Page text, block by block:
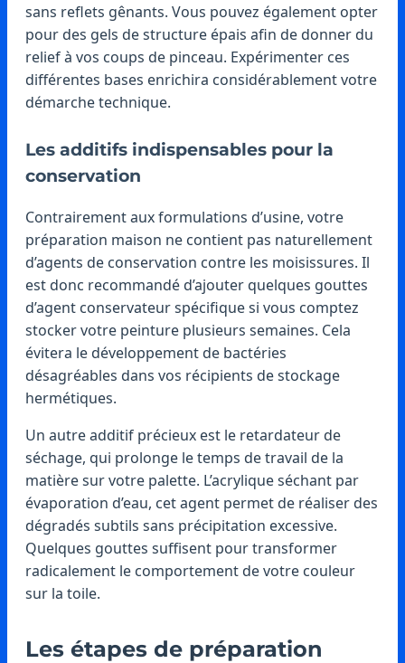
sans reflets gênants. Vous pouvez également opter
pour des gels de structure épais afin de donner du
relief à vos coups de pinceau. Expérimenter ces
différentes bases enrichira considérablement votre
démarche technique.
Les additifs indispensables pour la
conservation
Contrairement aux formulations d’usine, votre
préparation maison ne contient pas naturellement
d’agents de conservation contre les moisissures. Il
est donc recommandé d’ajouter quelques gouttes
d’agent conservateur spécifique si vous comptez
stocker votre peinture plusieurs semaines. Cela
évitera le développement de bactéries
désagréables dans vos récipients de stockage
hermétiques.
Un autre additif précieux est le retardateur de
séchage, qui prolonge le temps de travail de la
matière sur votre palette. L’acrylique séchant par
évaporation d’eau, cet agent permet de réaliser des
dégradés subtils sans précipitation excessive.
Quelques gouttes suffisent pour transformer
radicalement le comportement de votre couleur
sur la toile.
Les étapes de préparation